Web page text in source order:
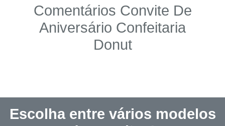
Comentários Convite De
Aniversário Confeitaria
Donut
Escolha entre vários modelos